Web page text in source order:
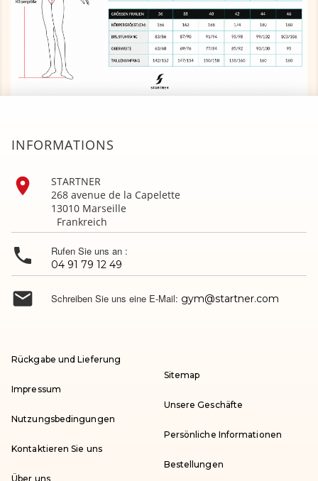
INFORMATIONS

STARTNER
268 avenue de la Capelette
13010 Marseille
Frankreich
 Rufen Sie uns an :
04 91 79 12 49
 Schreiben Sie uns eine E-Mail: gym@startner.com
Rückgabe und Lieferung
Impressum
Nutzungsbedingungen
Kontaktieren Sie uns
Über uns
Sitemap
Unsere Geschäfte
Persönliche Informationen
Bestellungen